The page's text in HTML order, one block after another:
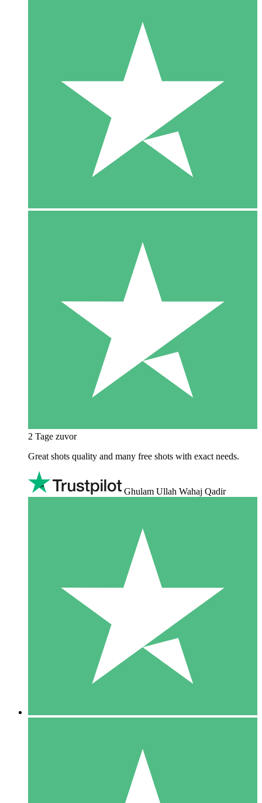
2 Tage zuvor
Great shots quality and many free shots with exact needs.
Ghulam Ullah Wahaj Qadir